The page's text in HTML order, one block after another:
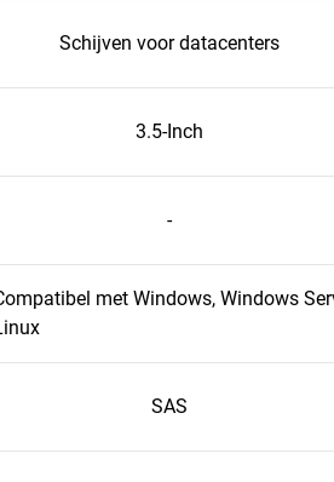
Schijven voor datacenters
3.5-Inch
-
met Windows, Windows
SAS